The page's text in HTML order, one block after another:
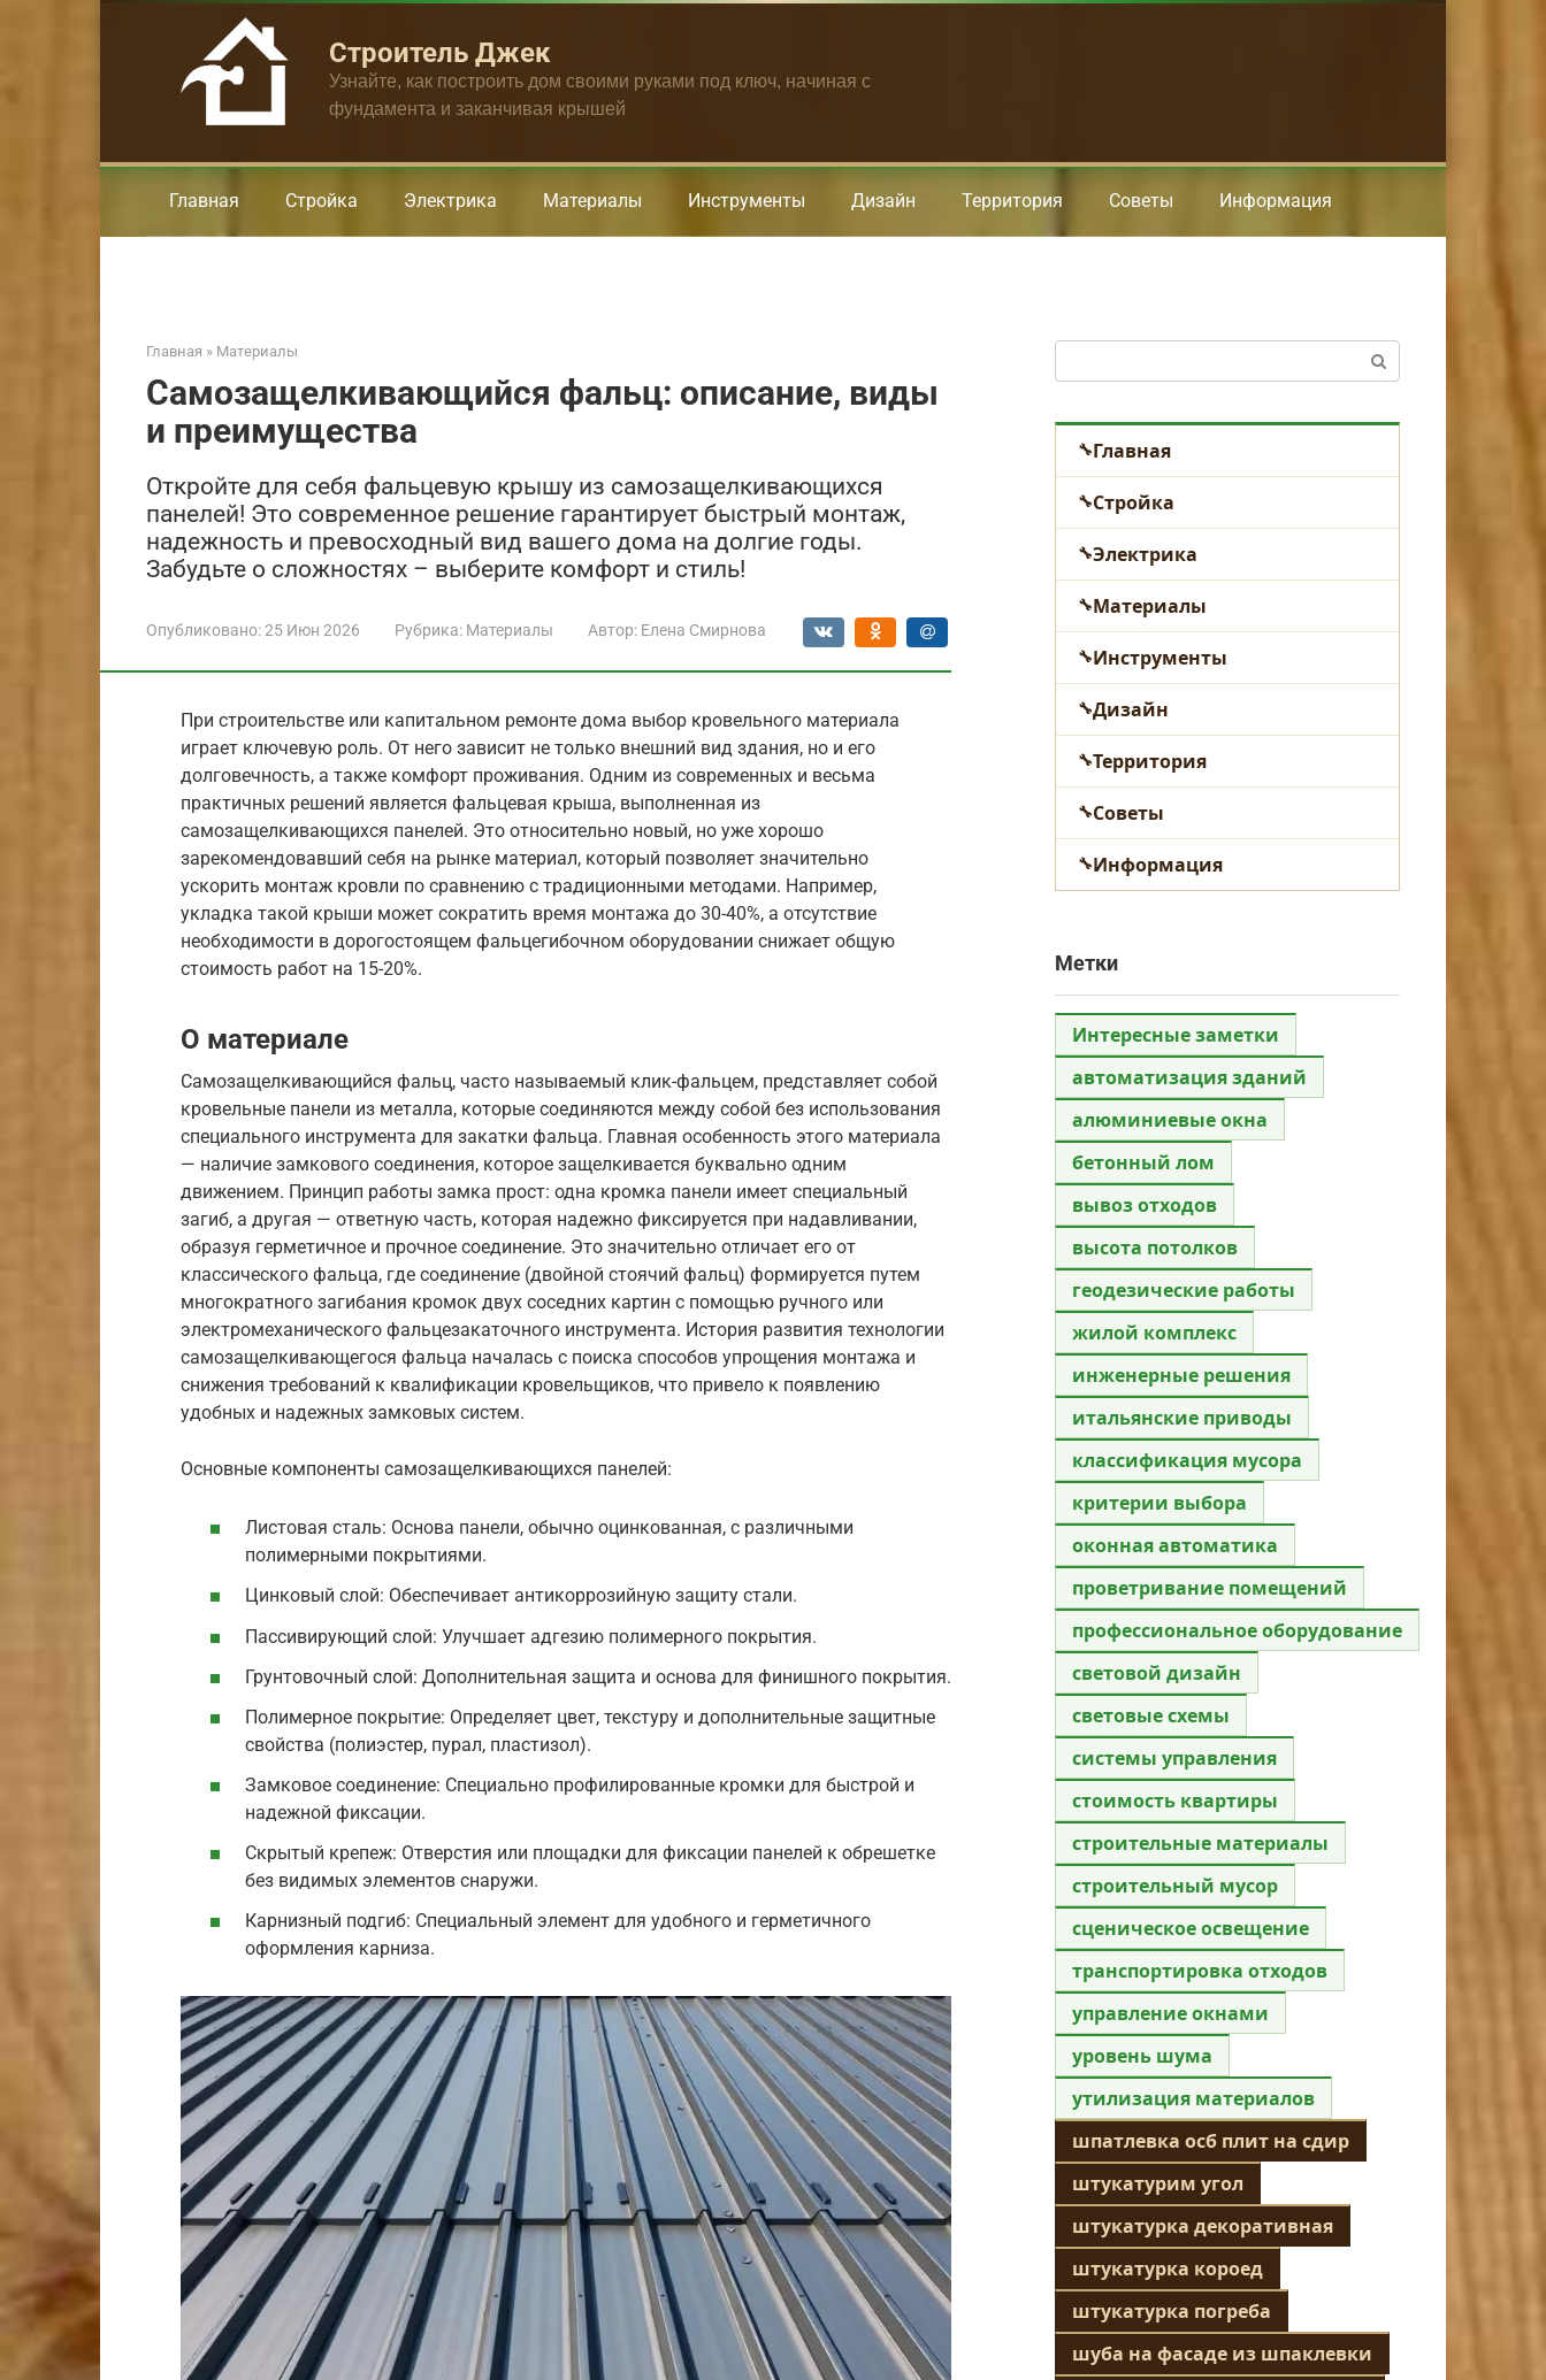
Строитель Джек
Узнайте, как построить дом своими руками под ключ, начиная с
фундамента и заканчивая крышей
Главная Стройка Электрика Материалы Инструменты Дизайн Территория Советы Информация
Главная » Материалы
Самозащелкивающийся фальц: описание, виды
и преимущества
Откройте для себя фальцевую крышу из самозащелкивающихся
панелей! Это современное решение гарантирует быстрый монтаж,
надежность и превосходный вид вашего дома на долгие годы.
Забудьте о сложностях – выберите комфорт и стиль!
Опубликовано:25 Июн 2026 Рубрика: Материалы Автор: Елена Смирнова
При строительстве или капитальном ремонте дома выбор кровельного материала
играет ключевую роль. От него зависит не только внешний вид здания, но и его
долговечность, а также комфорт проживания. Одним из современных и весьма
практичных решений является фальцевая крыша, выполненная из
самозащелкивающихся панелей. Это относительно новый, но уже хорошо
зарекомендовавший себя на рынке материал, который позволяет значительно
ускорить монтаж кровли по сравнению с традиционными методами. Например,
укладка такой крыши может сократить время монтажа до 30-40%, а отсутствие
необходимости в дорогостоящем фальцегибочном оборудовании снижает общую
стоимость работ на 15-20%.
О материале
Самозащелкивающийся фальц, часто называемый клик-фальцем, представляет собой
кровельные панели из металла, которые соединяются между собой без использования
специального инструмента для закатки фальца. Главная особенность этого материала
— наличие замкового соединения, которое защелкивается буквально одним
движением. Принцип работы замка прост: одна кромка панели имеет специальный
загиб, а другая — ответную часть, которая надежно фиксируется при надавливании,
образуя герметичное и прочное соединение. Это значительно отличает его от
классического фальца, где соединение (двойной стоячий фальц) формируется путем
многократного загибания кромок двух соседних картин с помощью ручного или
электромеханического фальцезакаточного инструмента. История развития технологии
самозащелкивающегося фальца началась с поиска способов упрощения монтажа и
снижения требований к квалификации кровельщиков, что привело к появлению
удобных и надежных замковых систем.
Основные компоненты самозащелкивающихся панелей:
Листовая сталь: Основа панели, обычно оцинкованная, с различными
полимерными покрытиями.
Цинковый слой: Обеспечивает антикоррозийную защиту стали.
Пассивирующий слой: Улучшает адгезию полимерного покрытия.
Грунтовочный слой: Дополнительная защита и основа для финишного покрытия.
Полимерное покрытие: Определяет цвет, текстуру и дополнительные защитные
свойства (полиэстер, пурал, пластизол).
Замковое соединение: Специально профилированные кромки для быстрой и
надежной фиксации.
Скрытый крепеж: Отверстия или площадки для фиксации панелей к обрешетке
без видимых элементов снаружи.
Карнизный подгиб: Специальный элемент для удобного и герметичного
оформления карниза.
Главная
Стройка
Электрика
Материалы
Инструменты
Дизайн
Территория
Советы
Информация
Метки
Интересные заметки
автоматизация зданий
алюминиевые окна
бетонный лом
вывоз отходов
высота потолков
геодезические работы
жилой комплекс
инженерные решения
итальянские приводы
классификация мусора
критерии выбора
оконная автоматика
проветривание помещений
профессиональное оборудование
световой дизайн
световые схемы
системы управления
стоимость квартиры
строительные материалы
строительный мусор
сценическое освещение
транспортировка отходов
управление окнами
уровень шума
утилизация материалов
шпатлевка осб плит на сдир
штукатурим угол
штукатурка декоративная
штукатурка короед
штукатурка погреба
шуба на фасаде из шпаклевки